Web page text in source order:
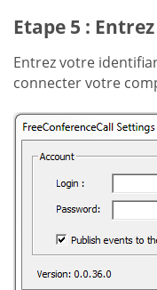
Etape 5 :
Entrez votre
connecter votre